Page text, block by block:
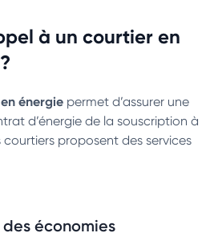
à un courtier en
énergie permet d’assurer une
d’énergie de la souscription à
courtiers proposent des services
des économies